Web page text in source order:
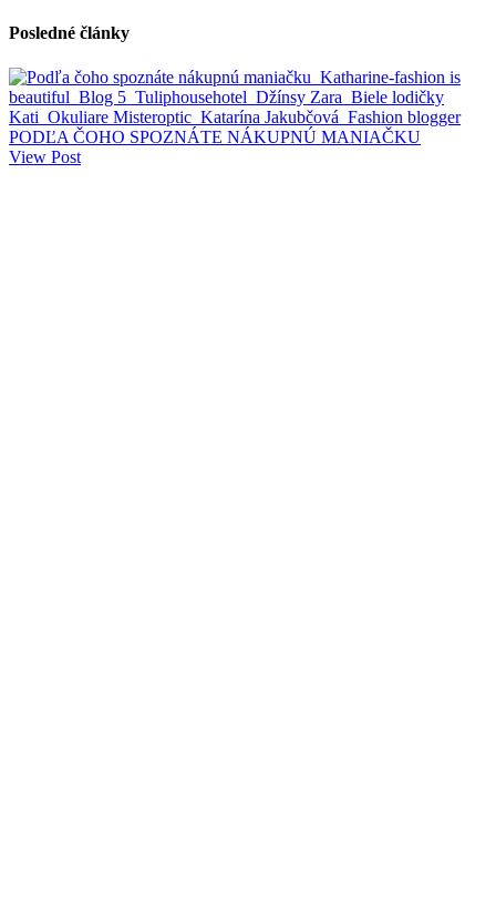
Posledné články
PODĽA ČOHO SPOZNÁTE NÁKUPNÚ MANIAČKU
View Post